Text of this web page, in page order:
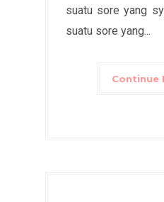
suatu sore yang
suatu sore yang...
Continue